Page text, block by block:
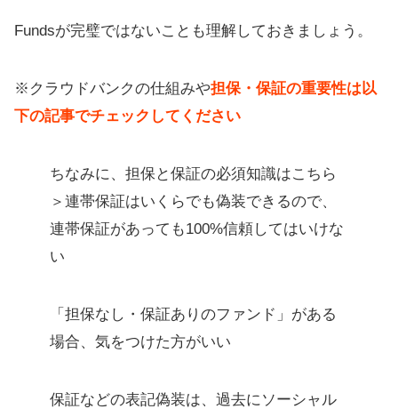
Fundsが完璧ではないことも理解しておきましょう。
※クラウドバンクの仕組みや担保・保証の重要性は以
下の記事でチェックしてください
ちなみに、担保と保証の必須知識はこちら
＞連帯保証はいくらでも偽装できるので、
連帯保証があっても100%信頼してはいけな
い
「担保なし・保証ありのファンド」がある
場合、気をつけた方がいい
保証などの表記偽装は、過去にソーシャル